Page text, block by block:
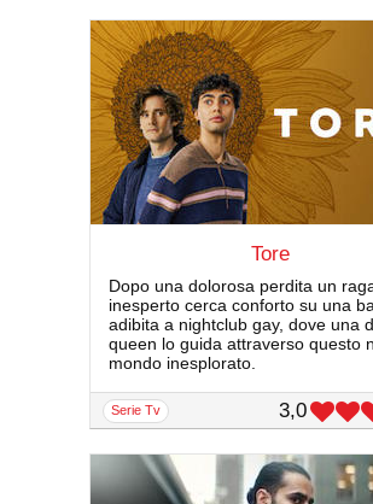
Tore
Dopo una dolorosa perdita un
inesperto cerca conforto su una
adibita a nightclub gay, dove una
queen lo guida attraverso questo
mondo inesplorato.
serie Tv 3,0